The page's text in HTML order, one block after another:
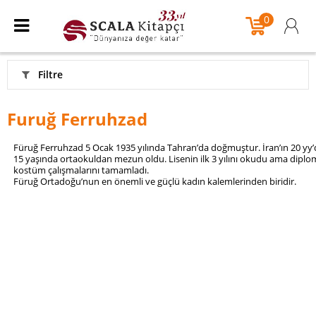
0
Filtre
Furuğ Ferruhzad
Füruğ Ferruhzad 5 Ocak 1935 yılında Tahran’da doğmuştur. İran’ın 20
15 yaşında ortaokuldan mezun oldu. Lisenin ilk 3 yılını okudu ama
kostüm çalışmalarını tamamladı.
Füruğ Ortadoğu’nun en önemli ve güçlü kadın kalemlerinden biridir.